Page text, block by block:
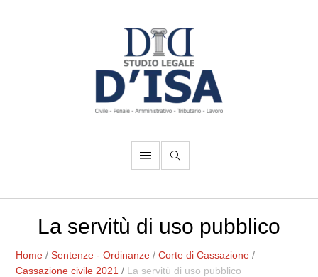
La servitù di uso pubblico
Home /Sentenze - Ordinanze /Corte di Cassazione /
Cassazione civile 2021 / La servitù di uso pubblico